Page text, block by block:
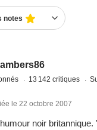
notes
13 142 critiques
le 22 octobre 2007
noir britannique.